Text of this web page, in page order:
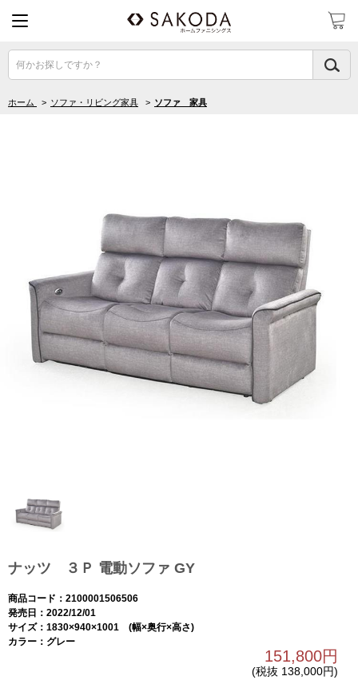
何かお探しですか？
ホーム > ソファ・リビング家具 > ソファ 家具
ナッツ ３Ｐ 電動ソファ GY
商品コード：2100001506506
発売日：2022/12/01
サイズ：1830×940×1001 (幅×奥行×高さ)
カラー：グレー
151,800円
(税抜 138,000円)